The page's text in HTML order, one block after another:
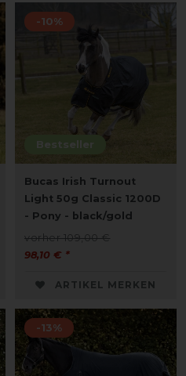
Bestseller
-10%
Bucas Irish Turnout
Light 50g Classic 1200D
- Pony - black/gold
vorher 109,00 €
98,10 € *
ARTIKEL MERKEN
-13%